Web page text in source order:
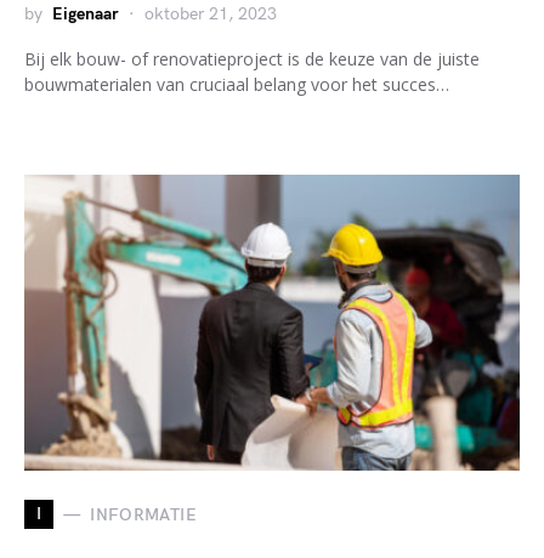
by Eigenaar oktober 21, 2023
Bij elk bouw- of renovatieproject is de keuze van de juiste
bouwmaterialen van cruciaal belang voor het succes…
I INFORMATIE